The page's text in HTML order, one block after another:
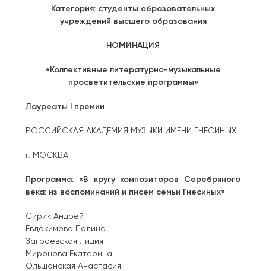
Категория: студенты образовательных
учреждений высшего образования
НОМИНАЦИЯ
«Коллективные литературно-музыкальные
просветительские программы»
Лауреаты I премии
РОССИЙСКАЯ АКАДЕМИЯ МУЗЫКИ ИМЕНИ ГНЕСИНЫХ
г. МОСКВА
Программа: «В кругу композиторов Серебряного
века: из воспоминаний и писем семьи Гнесиных»
Сирик Андрей
Евдокимова Полина
Заграевская Лидия
Миронова Екатерина
Ольшанская Анастасия